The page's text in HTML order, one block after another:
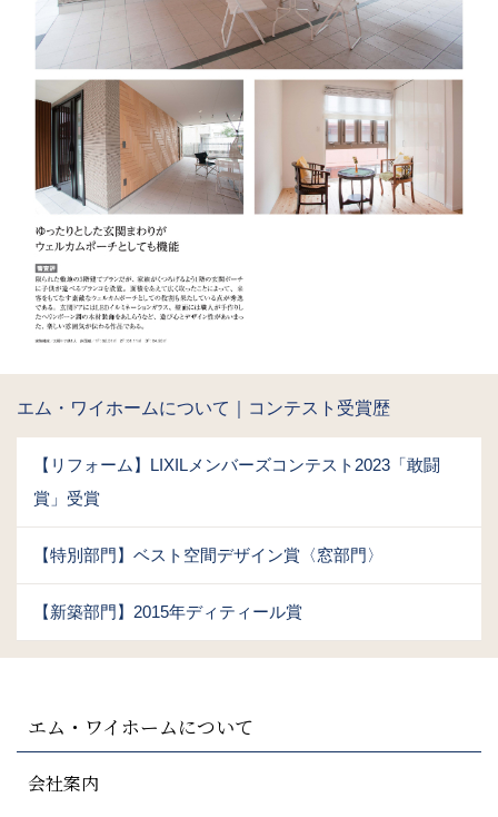
エム・ワイホームについて｜コンテスト受賞歴
【リフォーム】LIXILメンバーズコンテスト2023「敢闘
賞」受賞
【特別部門】ベスト空間デザイン賞〈窓部門〉
【新築部門】2015年ディティール賞
エム・ワイホームについて
会社案内